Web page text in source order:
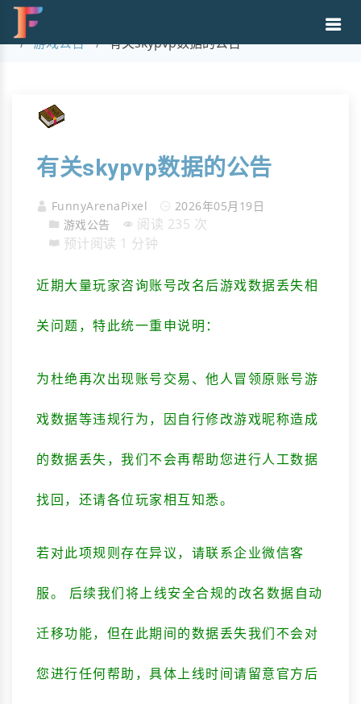
文章内容
游戏公告 有关skypvp数据的公告
有关skypvp数据的公告
FunnyArenaPixel
2026年05月19日
游戏公告
阅读 235 次
预计阅读 1 分钟
近期大量玩家咨询账号改名后游戏数据丢失相
关问题，特此统一重申说明：
为杜绝再次出现账号交易、他人冒领原账号游
戏数据等违规行为，因自行修改游戏昵称造成
的数据丢失，我们不会再帮助您进行人工数据
找回，还请各位玩家相互知悉。
若对此项规则存在异议，请联系企业微信客
服。 后续我们将上线安全合规的改名数据自动
迁移功能，但在此期间的数据丢失我们不会对
您进行任何帮助，具体上线时间请留意官方后